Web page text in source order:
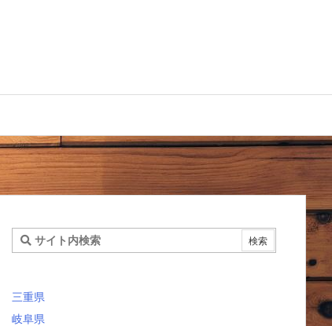
三重県
岐阜県